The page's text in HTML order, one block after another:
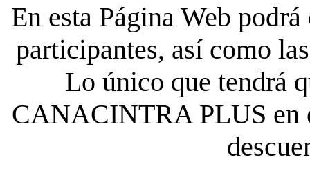
En esta Página Web
participantes, así como
Lo único que tendrá
CANACINTRA PLUS en